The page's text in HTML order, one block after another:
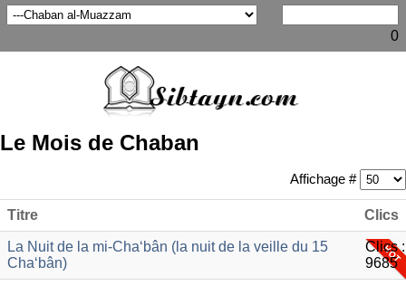
0
Le Mois de Chaban
Affichage #
Titre Clics
La Nuit de la mi-Cha‘bân (la nuit de la veille du 15
Cha‘bân)
Clics :
9685